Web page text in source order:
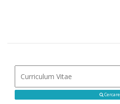
Cercare